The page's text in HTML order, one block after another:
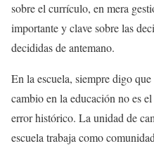
sobre el currículo, en mera
importante y clave sobre las
decididas de antemano.
En la escuela, siempre digo
cambio en la educación no es
error histórico. La unidad de
escuela trabaja como